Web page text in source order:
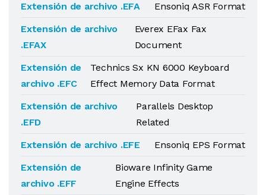
Extensión de archivo .EFA
Ensoniq ASR Format
Extensión de archivo
.EFAX
Everex EFax Fax
Document
Extensión de
archivo .EFC
Technics Sx KN 6000 Keyboard
Effect Memory Data Format
Extensión de archivo
.EFD
Parallels Desktop
Related
Extensión de archivo .EFE
Ensoniq EPS Format
Extensión de
archivo .EFF
Bioware Infinity Game
Engine Effects